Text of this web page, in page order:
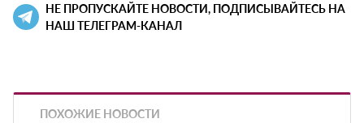
НЕ ПРОПУСКАЙТЕ НОВОСТИ, ПОДПИСЫВАЙТЕСЬ НА
НАШ ТЕЛЕГРАМ-КАНАЛ
ПОХОЖИЕ НОВОСТИ